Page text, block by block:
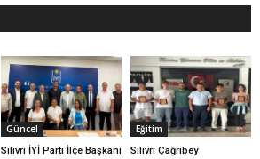
Güncel
Silivri İYİ Parti İlçe Başkanı
Eğitim
Silivri Çağrıbey